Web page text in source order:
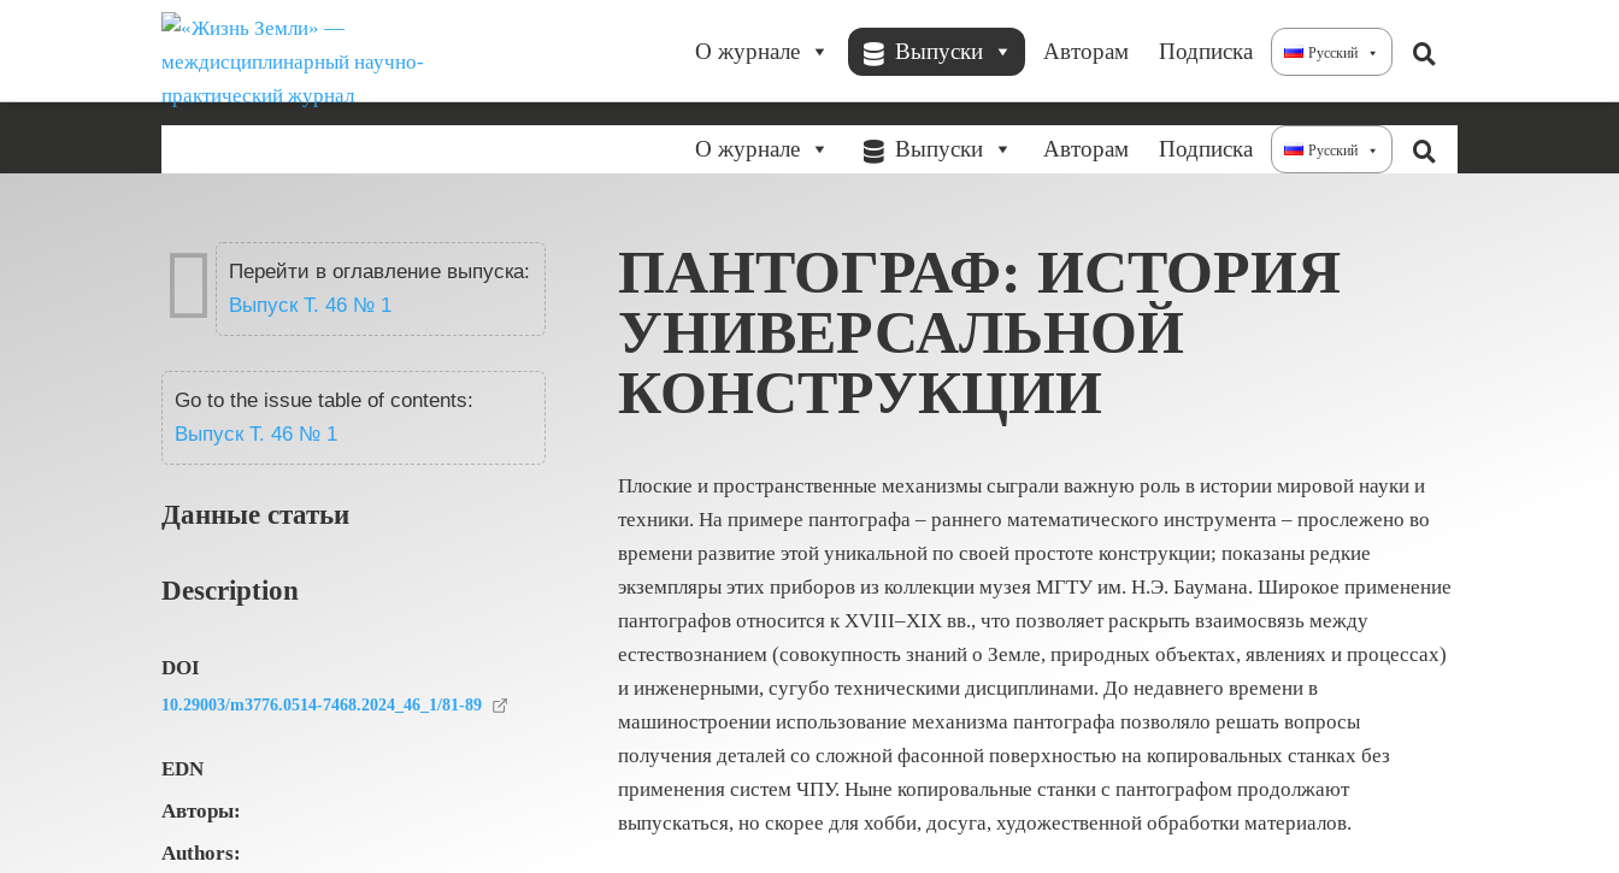
О журнале Выпуски Авторам Подписка Русский
О журнале Выпуски Авторам Подписка Русский

Перейти в оглавление выпуска:
Выпуск T. 46 № 1
Go to the issue table of contents:
Выпуск T. 46 № 1
Данные статьи
Description
DOI
10.29003/m3776.0514-7468.2024_46_1/81-89
EDN
Авторы:
Authors:
ПАНТОГРАФ: ИСТОРИЯ
УНИВЕРСАЛЬНОЙ
КОНСТРУКЦИИ
Плоские и пространственные механизмы сыграли важную роль в истории мировой науки и
техники. На примере пантографа – раннего математического инструмента – прослежено во
времени развитие этой уникальной по своей простоте конструкции; показаны редкие
экземпляры этих приборов из коллекции музея МГТУ им. Н.Э. Баумана. Широкое применение
пантографов относится к XVIII–XIX вв., что позволяет раскрыть взаимосвязь между
естествознанием (совокупность знаний о Земле, природных объектах, явлениях и процессах)
и инженерными, сугубо техническими дисциплинами. До недавнего времени в
машиностроении использование механизма пантографа позволяло решать вопросы
получения деталей со сложной фасонной поверхностью на копировальных станках без
применения систем ЧПУ. Ныне копировальные станки с пантографом продолжают
выпускаться, но скорее для хобби, досуга, художественной обработки материалов.